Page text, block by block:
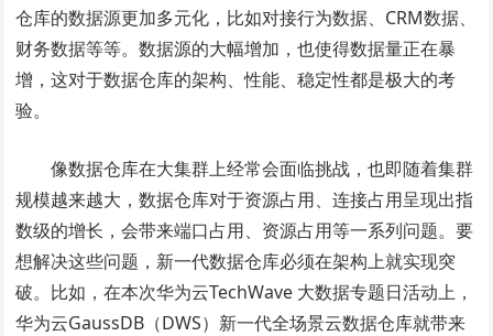
仓库的数据源更加多元化，比如对接行为数据、CRM数据、
财务数据等等。数据源的大幅增加，也使得数据量正在暴
增，这对于数据仓库的架构、性能、稳定性都是极大的考
验。
像数据仓库在大集群上经常会面临挑战，也即随着集群
规模越来越大，数据仓库对于资源占用、连接占用呈现出指
数级的增长，会带来端口占用、资源占用等一系列问题。要
想解决这些问题，新一代数据仓库必须在架构上就实现突
破。比如，在本次华为云TechWave 大数据专题日活动上，
华为云GaussDB（DWS）新一代全场景云数据仓库就带来